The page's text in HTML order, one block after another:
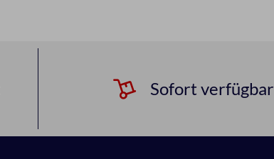
Sofort verfügbar